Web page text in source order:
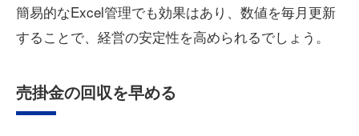
簡易的なExcel管理でも効果はあり、数値を毎月更新
することで、経営の安定性を高められるでしょう。
売掛金の回収を早める